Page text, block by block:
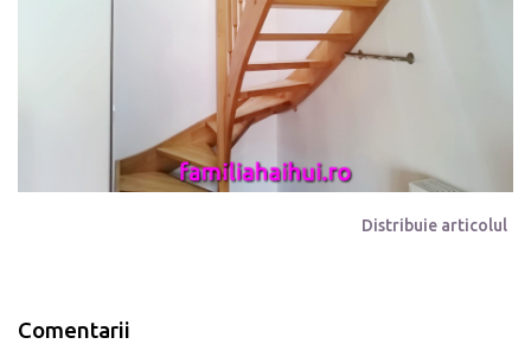
Distribuie articolul
Comentarii